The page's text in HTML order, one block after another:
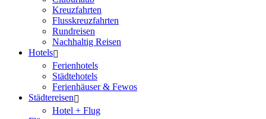
Kreuzfahrten
Flusskreuzfahrten
Rundreisen
Nachhaltig Reisen
Hotels
Ferienhotels
Städtehotels
Ferienhäuser & Fewos
Städtereisen
Hotel + Flug